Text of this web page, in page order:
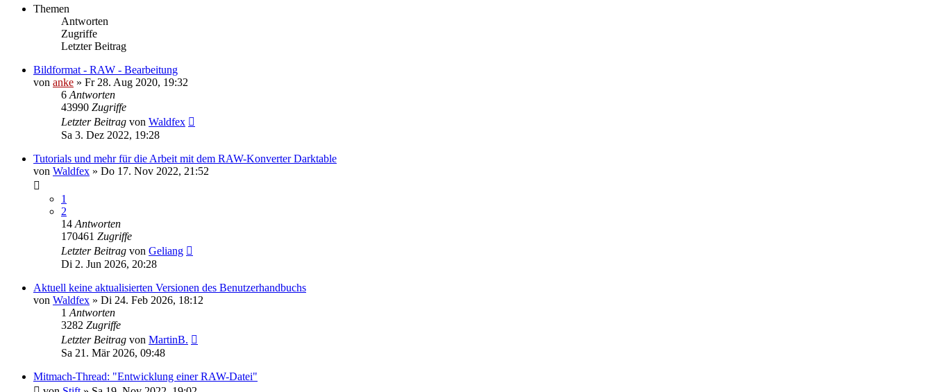
Themen
Antworten
Zugriffe
Letzter Beitrag
Bildformat - RAW - Bearbeitung
von anke » Fr 28. Aug 2020, 19:32
6 Antworten
43990 Zugriffe
Letzter Beitrag von Waldfex
Sa 3. Dez 2022, 19:28
Tutorials und mehr für die Arbeit mit dem RAW-Konverter Darktable
von Waldfex » Do 17. Nov 2022, 21:52
1
2
14 Antworten
170461 Zugriffe
Letzter Beitrag von Geliang
Di 2. Jun 2026, 20:28
Aktuell keine aktualisierten Versionen des Benutzerhandbuchs
von Waldfex » Di 24. Feb 2026, 18:12
1 Antworten
3282 Zugriffe
Letzter Beitrag von MartinB.
Sa 21. Mär 2026, 09:48
Mitmach-Thread: "Entwicklung einer RAW-Datei"